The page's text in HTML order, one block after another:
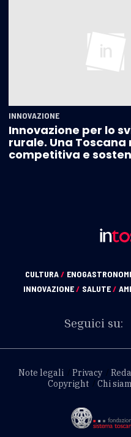
INNOVAZIONE
Innovazione per lo
rurale. Una
competitiva e
CULTURA/
INNOVAZIONE/ SALUTE/
Seguici su:
Note legali Privacy
Copyright
Chi